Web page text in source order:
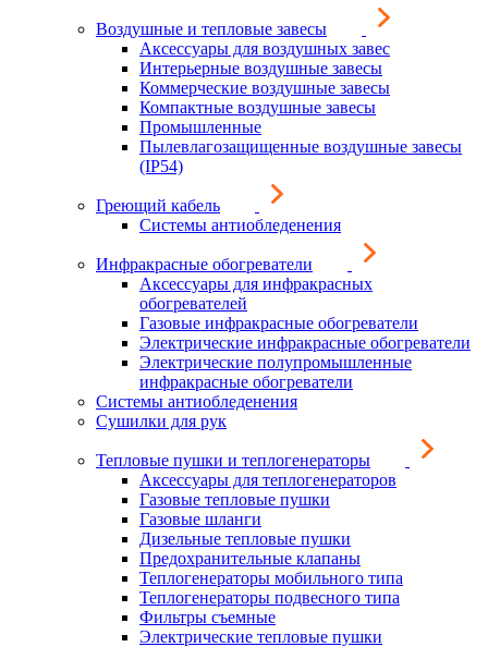
Воздушные и тепловые завесы
Аксессуары для воздушных завес
Интерьерные воздушные завесы
Коммерческие воздушные завесы
Компактные воздушные завесы
Промышленные
Пылевлагозащищенные воздушные завесы
(IP54)
Греющий кабель
Системы антиобледенения
Инфракрасные обогреватели
Аксессуары для инфракрасных
обогревателей
Газовые инфракрасные обогреватели
Электрические инфракрасные обогреватели
Электрические полупромышленные
инфракрасные обогреватели
Системы антиобледенения
Сушилки для рук
Тепловые пушки и теплогенераторы
Аксессуары для теплогенераторов
Газовые тепловые пушки
Газовые шланги
Дизельные тепловые пушки
Предохранительные клапаны
Теплогенераторы мобильного типа
Теплогенераторы подвесного типа
Фильтры съемные
Электрические тепловые пушки